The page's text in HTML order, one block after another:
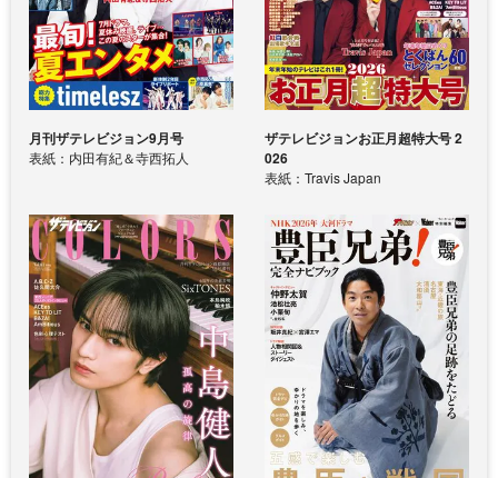
月刊ザテレビジョン9月号
表紙：内田有紀＆寺西拓人
ザテレビジョンお正月超特大号 2
026
表紙：Travis Japan